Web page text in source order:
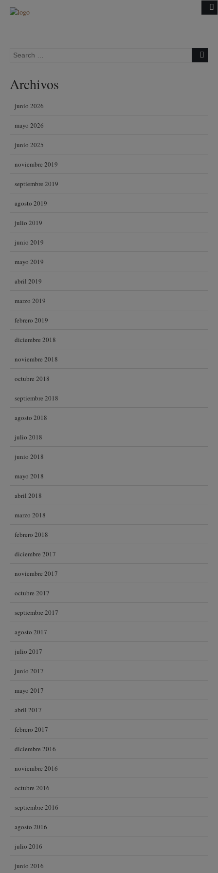
Search for:
Archivos
junio 2026
mayo 2026
junio 2025
noviembre 2019
septiembre 2019
agosto 2019
julio 2019
junio 2019
mayo 2019
abril 2019
marzo 2019
febrero 2019
diciembre 2018
noviembre 2018
octubre 2018
septiembre 2018
agosto 2018
julio 2018
junio 2018
mayo 2018
abril 2018
marzo 2018
febrero 2018
diciembre 2017
noviembre 2017
octubre 2017
septiembre 2017
agosto 2017
julio 2017
junio 2017
mayo 2017
abril 2017
febrero 2017
diciembre 2016
noviembre 2016
octubre 2016
septiembre 2016
agosto 2016
julio 2016
junio 2016